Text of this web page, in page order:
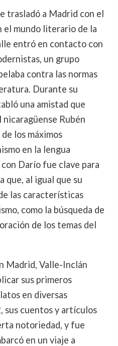
trasladó a Madrid con el
el mundo literario de la
entró en contacto con
un grupo
contra las normas
Durante su
una amistad que
nicaragüense Rubén
los máximos
en la lengua
Darío fue clave para
que, al igual que su
las características
como la búsqueda de
de los temas del
Madrid, Valle-Inclán
sus primeros
en diversas
sus cuentos y artículos
notoriedad, y fue
en un viaje a